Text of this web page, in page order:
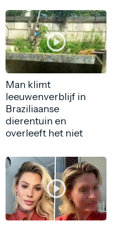
Man klimt
leeuwenverblijf in
Braziliaanse
dierentuin en
overleeft het niet